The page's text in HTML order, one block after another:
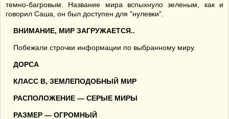
темно-багровым. Название мира вспыхнуло зеленым, как и
говорил Саша, он был доступен для "нулевки".
ВНИМАНИЕ, МИР ЗАГРУЖАЕТСЯ..
Побежали строчки информации по выбранному миру.
ДОРСА
КЛАСС B, ЗЕМЛЕПОДОБНЫЙ МИР
РАСПОЛОЖЕНИЕ — СЕРЫЕ МИРЫ
РАЗМЕР — ОГРОМНЫЙ